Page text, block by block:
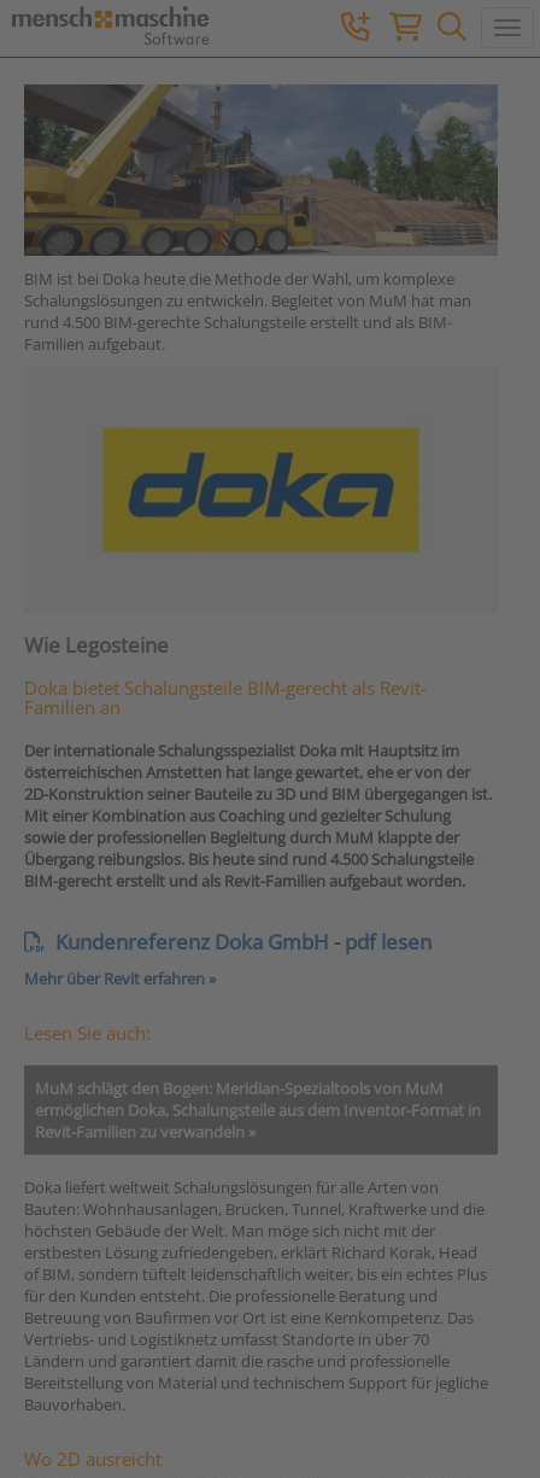
BIM ist bei Doka heute die Methode der Wahl, um komplexe
Schalungslösungen zu entwickeln. Begleitet von MuM hat man
rund 4.500 BIM-gerechte Schalungsteile erstellt und als BIM-
Familien aufgebaut.
Wie Legosteine
Doka bietet Schalungsteile BIM-gerecht als Revit-
Familien an
Der internationale Schalungsspezialist Doka mit Hauptsitz im
österreichischen Amstetten hat lange gewartet, ehe er von der
2D-Konstruktion seiner Bauteile zu 3D und BIM übergegangen ist.
Mit einer Kombination aus Coaching und gezielter Schulung
sowie der professionellen Begleitung durch MuM klappte der
Übergang reibungslos. Bis heute sind rund 4.500 Schalungsteile
BIM-gerecht erstellt und als Revit-Familien aufgebaut worden.
Kundenreferenz Doka GmbH - pdf lesen
Mehr über Revit erfahren »
Lesen Sie auch:
MuM schlägt den Bogen: Meridian-Spezialtools von MuM
ermöglichen Doka, Schalungsteile aus dem Inventor-Format in
Revit-Familien zu verwandeln »
Doka liefert weltweit Schalungslösungen für alle Arten von
Bauten: Wohnhausanlagen, Brücken, Tunnel, Kraftwerke und die
höchsten Gebäude der Welt. Man möge sich nicht mit der
erstbesten Lösung zufriedengeben, erklärt Richard Korak, Head
of BIM, sondern tüftelt leidenschaftlich weiter, bis ein echtes Plus
für den Kunden entsteht. Die professionelle Beratung und
Betreuung von Baufirmen vor Ort ist eine Kernkompetenz. Das
Vertriebs- und Logistiknetz umfasst Standorte in über 70
Ländern und garantiert damit die rasche und professionelle
Bereitstellung von Material und technischem Support für jegliche
Bauvorhaben.
Wo 2D ausreicht